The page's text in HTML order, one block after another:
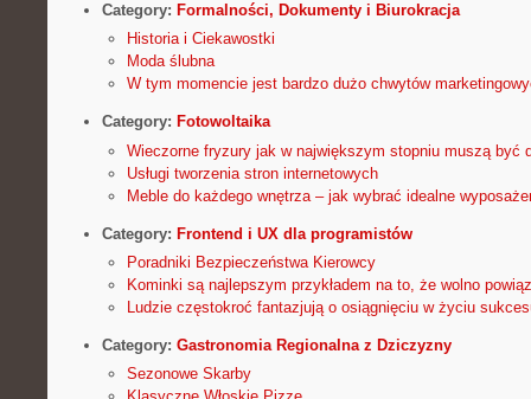
Category: Formalności, Dokumenty i Biurokracja
Historia i Ciekawostki
Moda ślubna
W tym momencie jest bardzo dużo chwytów
Category: Fotowoltaika
Wieczorne fryzury jak w największym stopniu muszą być
Usługi tworzenia stron internetowych
Meble do każdego wnętrza – jak wybrać idealne
Category: Frontend i UX dla programistów
Poradniki Bezpieczeństwa Kierowcy
Kominki są najlepszym przykładem na to, że wolno
Ludzie częstokroć fantazjują o osiągnięciu w życiu
Category: Gastronomia Regionalna z Dziczyzny
Sezonowe Skarby